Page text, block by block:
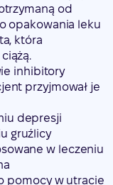
od
opakowania leku
która
inhibitory
przyjmował je
depresji
gruźlicy
w leczeniu
pomocy w utracie